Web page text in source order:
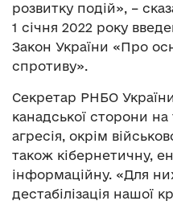
розвитку подій», –
1 січня 2022 року
Закон України «Про
спротиву».
Секретар РНБО
канадської сторони
агресія, окрім
також кібернетичну,
інформаційну. «Для
дестабілізація нашої